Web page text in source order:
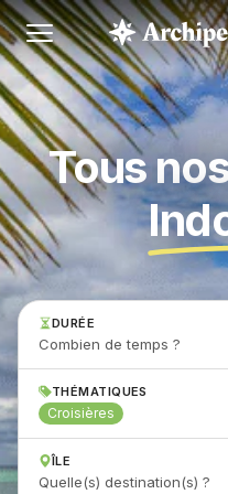
Tous
DURÉE
Combien de temps ?
THÉMATIQUES
Croisières
ÎLE
Quelle(s) destination(s) ?